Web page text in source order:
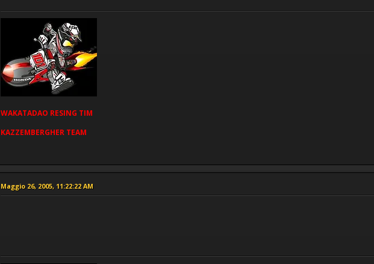
WAKATADAO RESING TIM
KAZZEMBERGHER TEAM
Maggio 26, 2005, 11:22:22 AM